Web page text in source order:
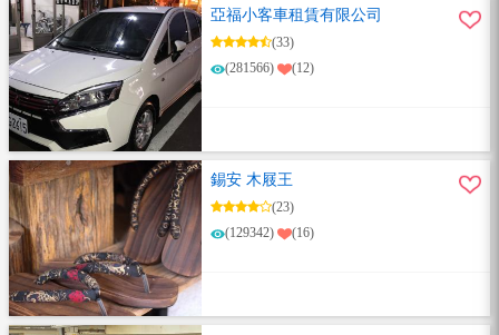
亞福小客車租賃有限公司
(33)
(281566)
(12)
錫安 木屐王
(23)
(129342)
(16)